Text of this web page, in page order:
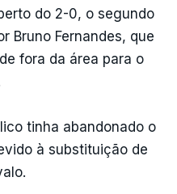
do 2-0, o segundo
Bruno Fernandes, que
fora da área para o
tinha abandonado o
à substituição de